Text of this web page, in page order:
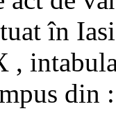
în
,
din :